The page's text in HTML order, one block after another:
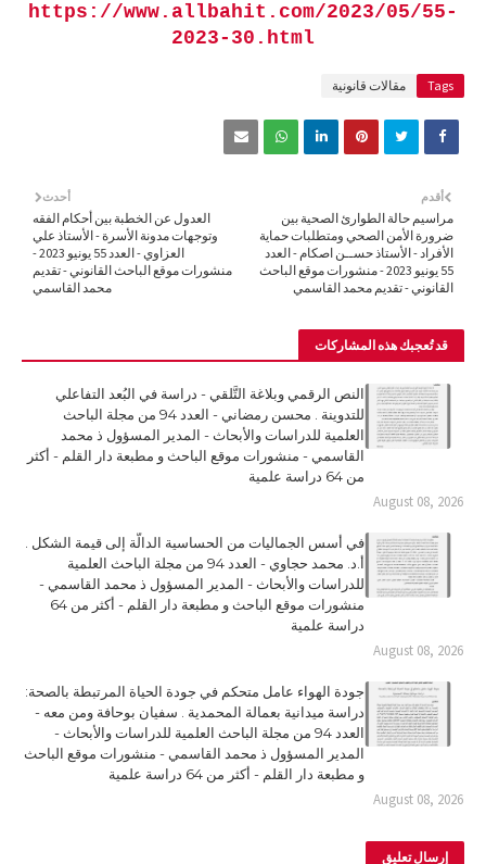
https://www.allbahit.com/2023/05/55-
2023-30.html
Tags مقالات قانونية
أحدث
العدول عن الخطبة بين أحكام الفقه
وتوجهات مدونة الأسرة - الأستاذ علي
العزاوي - العدد 55 يونيو 2023 -
منشورات موقع الباحث القانوني - تقديم
محمد القاسمي
أقدم
مراسيم حالة الطوارئ الصحية بين
ضرورة الأمن الصحي ومتطلبات حماية
الأفراد - الأستاذ حســن اصكام - العدد
55 يونيو 2023 - منشورات موقع الباحث
القانوني - تقديم محمد القاسمي
قد تُعجبك هذه المشاركات
النص الرقمي وبلاغة التَّلقي - دراسة في البُعد التفاعلي
للتدوينة . محسن رمضاني - العدد 94 من مجلة الباحث
العلمية للدراسات والأبحاث - المدير المسؤول ذ محمد
القاسمي - منشورات موقع الباحث و مطبعة دار القلم - أكثر
من 64 دراسة علمية
August 08, 2026
في أسس الجماليات من الحساسية الدالّة إلى قيمة الشكل .
أ.د. محمد حجاوي - العدد 94 من مجلة الباحث العلمية
للدراسات والأبحاث - المدير المسؤول ذ محمد القاسمي -
منشورات موقع الباحث و مطبعة دار القلم - أكثر من 64
دراسة علمية
August 08, 2026
جودة الهواء عامل متحكم في جودة الحياة المرتبطة بالصحة:
دراسة ميدانية بعمالة المحمدية . سفيان بوحافة ومن معه -
العدد 94 من مجلة الباحث العلمية للدراسات والأبحاث -
المدير المسؤول ذ محمد القاسمي - منشورات موقع الباحث
و مطبعة دار القلم - أكثر من 64 دراسة علمية
August 08, 2026
إرسال تعليق